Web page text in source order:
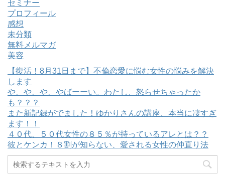
セミナー
プロフィール
感想
未分類
無料メルマガ
美容
【復活！8月31日まで】不倫恋愛に悩む女性の悩みを解決
します
や、や、や、やばーーい。わたし、怒らせちゃったか
も？？？
また新記録がでました！ゆかりさんの講座、本当に凄すぎ
ます！！
４０代、５０代女性の８５％が持っているアレとは？？
彼とケンカ！８割が知らない、愛される女性の仲直り法